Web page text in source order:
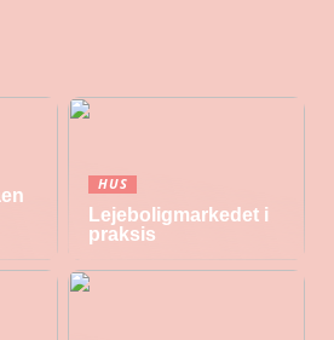
HUS
Lejeboligmarkedet i
praksis